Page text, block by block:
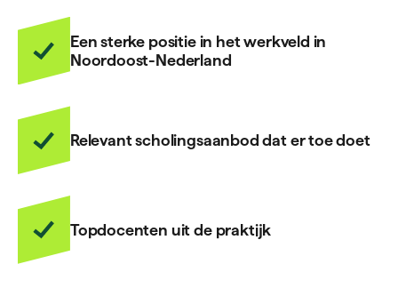
Een sterke positie in het werkveld in
Noordoost-Nederland
Relevant scholingsaanbod dat er toe doet
Topdocenten uit de praktijk